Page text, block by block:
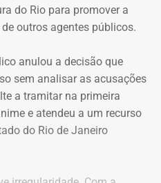
do Rio para promover a
outros agentes públicos.
anulou a decisão que
sem analisar as acusações
a tramitar na primeira
e atendeu a um recurso
do Rio de Janeiro